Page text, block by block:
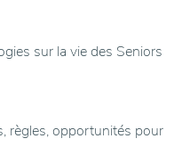
sur la vie des Seniors
règles, opportunités pour